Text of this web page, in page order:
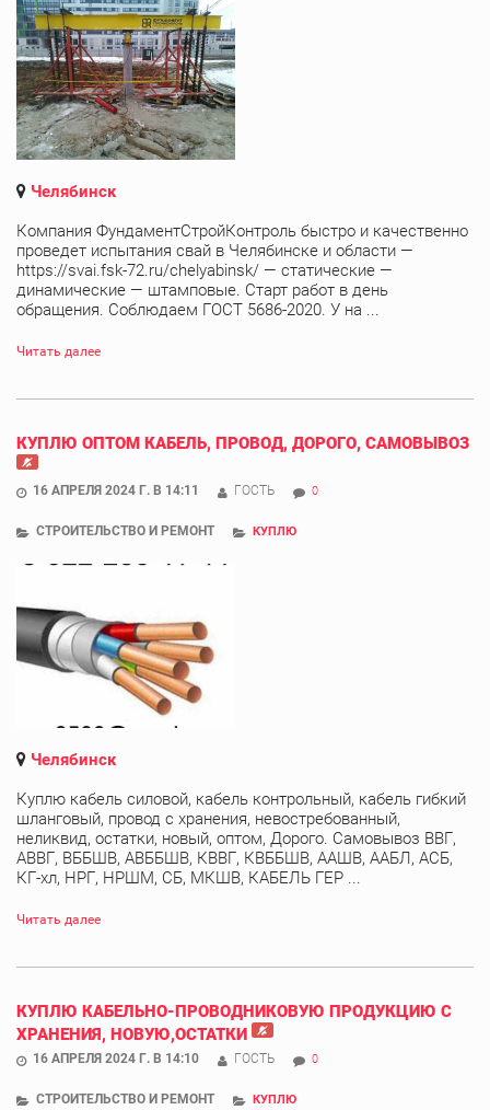
Челябинск
Компания ФундаментСтройКонтроль быстро и качественно
проведет испытания свай в Челябинске и области —
https://svai.fsk-72.ru/chelyabinsk/ — статические —
динамические — штамповые. Старт работ в день
обращения. Соблюдаем ГОСТ 5686-2020. У на ...
Читать далее
КУПЛЮ ОПТОМ КАБЕЛЬ, ПРОВОД, ДОРОГО, САМОВЫВОЗ
16 АПРЕЛЯ 2024 Г. В 14:11 ГОСТЬ 0
СТРОИТЕЛЬСТВО И РЕМОНТ КУПЛЮ
Челябинск
Куплю кабель силовой, кабель контрольный, кабель гибкий
шланговый, провод с хранения, невостребованный,
неликвид, остатки, новый, оптом, Дорого. Самовывоз ВВГ,
АВВГ, ВББШВ, АВББШВ, КВВГ, КВББШВ, ААШВ, ААБЛ, АСБ,
КГ-хл, НРГ, НРШМ, СБ, МКШВ, КАБЕЛЬ ГЕР ...
Читать далее
КУПЛЮ КАБЕЛЬНО-ПРОВОДНИКОВУЮ ПРОДУКЦИЮ С
ХРАНЕНИЯ, НОВУЮ,ОСТАТКИ
16 АПРЕЛЯ 2024 Г. В 14:10 ГОСТЬ 0
СТРОИТЕЛЬСТВО И РЕМОНТ КУПЛЮ